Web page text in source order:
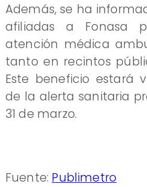
Además, se ha
afiliadas a Fonasa
atención médica
tanto en recintos
Este beneficio estará
de la alerta sanitaria
31 de marzo.
Fuente: Publimetro